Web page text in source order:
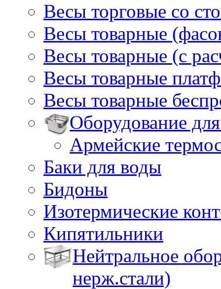
Весы торговые со
Весы товарные
Весы товарные (с
Весы товарные
Весы товарные
Оборудование
Армейские
Баки для воды
Бидоны
Изотермические
Кипятильники
Нейтральное
нерж.стали)